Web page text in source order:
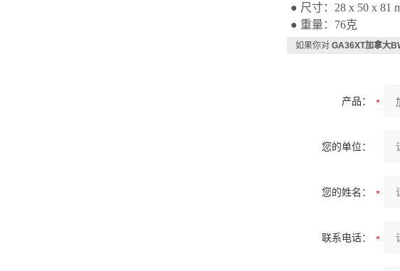
● 尺寸： 28 x 50 x 81
● 重量： 76克
如果你对 GA36XT加拿大
产品：
您的单位：
您的姓名：
联系电话：